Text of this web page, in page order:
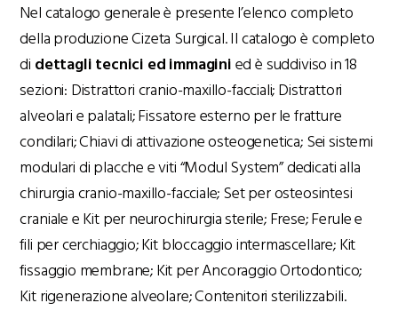
Nel catalogo generale è presente l’elenco completo
della produzione Cizeta Surgical. Il catalogo è completo
di dettagli tecnici ed immaginied è suddiviso in 18
sezioni: Distrattori cranio-maxillo-facciali; Distrattori
alveolari e palatali; Fissatore esterno per le fratture
condilari; Chiavi di attivazione osteogenetica; Sei sistemi
modulari di placche e viti “Modul System” dedicati alla
chirurgia cranio-maxillo-facciale; Set per osteosintesi
craniale e Kit per neurochirurgia sterile; Frese; Ferule e
fili per cerchiaggio; Kit bloccaggio intermascellare; Kit
fissaggio membrane; Kit per Ancoraggio Ortodontico;
Kit rigenerazione alveolare; Contenitori sterilizzabili.